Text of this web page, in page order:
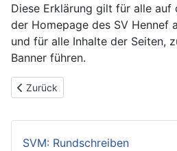
Diese Erklärung gilt für alle
der Homepage des SV Hennef
und für alle Inhalte der Seiten,
Banner führen.
Vorheriger Beitrag: FAQ - Häufige
Zurück
SVM: Rundschreiben